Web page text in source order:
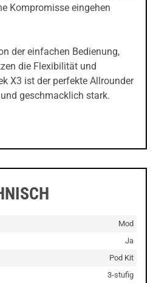
Kompromisse eingehen
der einfachen Bedienung,
die Flexibilität und
X3 ist der perfekte Allrounder
geschmacklich stark.
Mod
Ja
Pod Kit
3-stufig